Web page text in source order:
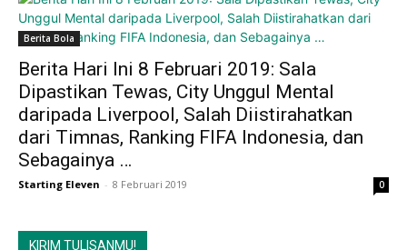
Berita Bola
Berita Hari Ini 8 Februari 2019: Sala
Dipastikan Tewas, City Unggul Mental
daripada Liverpool, Salah Diistirahatkan
dari Timnas, Ranking FIFA Indonesia, dan
Sebagainya …
Starting Eleven - 8 Februari 2019 0
KIRIM TULISANMU!